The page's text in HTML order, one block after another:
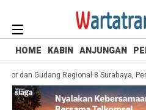
HOME KABIN ANJUNGAN
dan Gudang Regional 8 Surabaya,